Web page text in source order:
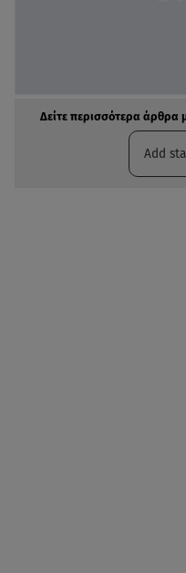
Δείτε περισσότερα άρθρα
Add